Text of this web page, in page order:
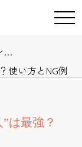
すぎむら先生「相続専門チャンネル」
使い方とNG例
は最強？